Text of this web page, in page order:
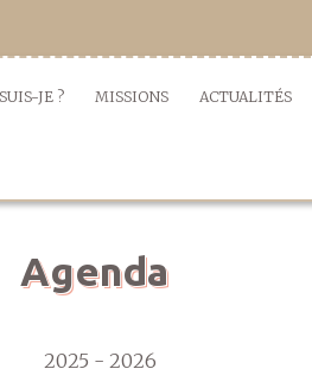
JE ? MISSIONS ACTUALITÉS
Agenda
2025 - 2026